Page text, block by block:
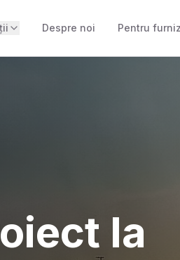
Despre noi Pentru
la